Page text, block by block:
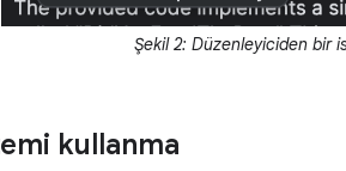
Şekil 2: Düzenleyiciden bir
kullanma